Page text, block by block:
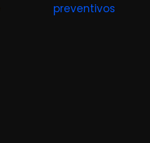
preventivos